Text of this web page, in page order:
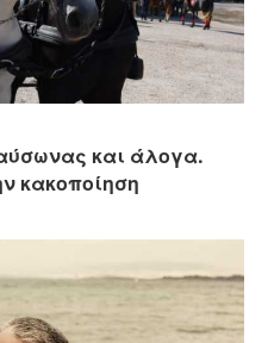
και άλογα.
κακοποίηση